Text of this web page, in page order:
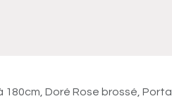
Doré Rose brossé, Porta